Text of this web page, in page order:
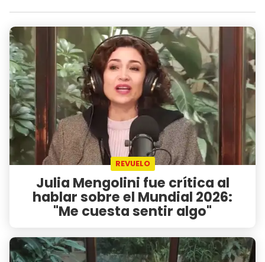
REVUELO
Julia Mengolini fue crítica al
hablar sobre el Mundial 2026:
"Me cuesta sentir algo"